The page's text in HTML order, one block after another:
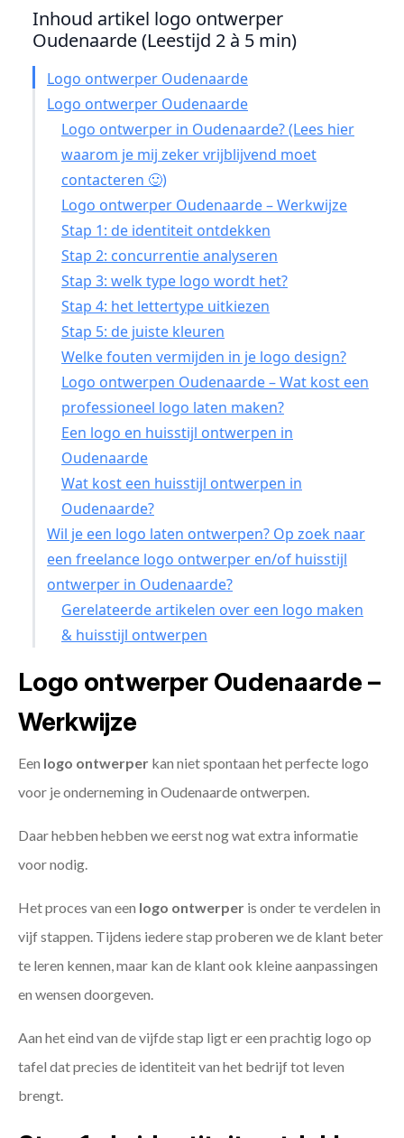
Inhoud artikel logo ontwerper
Oudenaarde (Leestijd 2 à 5 min)
Logo ontwerper Oudenaarde
Logo ontwerper Oudenaarde
Logo ontwerper in Oudenaarde? (Lees hier
waarom je mij zeker vrijblijvend moet
contacteren 🙂)
Logo ontwerper Oudenaarde – Werkwijze
Stap 1: de identiteit ontdekken
Stap 2: concurrentie analyseren
Stap 3: welk type logo wordt het?
Stap 4: het lettertype uitkiezen
Stap 5: de juiste kleuren
Welke fouten vermijden in je logo design?
Logo ontwerpen Oudenaarde – Wat kost een
professioneel logo laten maken?
Een logo en huisstijl ontwerpen in
Oudenaarde
Wat kost een huisstijl ontwerpen in
Oudenaarde?
Wil je een logo laten ontwerpen? Op zoek naar
een freelance logo ontwerper en/of huisstijl
ontwerper in Oudenaarde?
Gerelateerde artikelen over een logo maken
& huisstijl ontwerpen
Logo ontwerper Oudenaarde –
Werkwijze
Een logo ontwerper kan niet spontaan het perfecte logo
voor je onderneming in Oudenaarde ontwerpen.
Daar hebben hebben we eerst nog wat extra informatie
voor nodig.
Het proces van een logo ontwerper is onder te verdelen in
vijf stappen. Tijdens iedere stap proberen we de klant beter
te leren kennen, maar kan de klant ook kleine aanpassingen
en wensen doorgeven.
Aan het eind van de vijfde stap ligt er een prachtig logo op
tafel dat precies de identiteit van het bedrijf tot leven
brengt.